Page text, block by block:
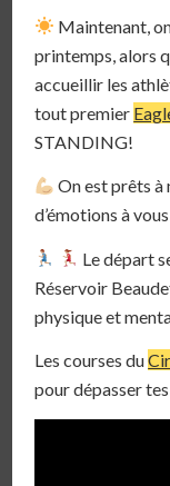
Maintenant,
printemps, alors
accueillir les
tout premier
STANDING!
On est prêts à
d’émotions à
Le départ
Réservoir
physique et
Les courses du
pour dépasser